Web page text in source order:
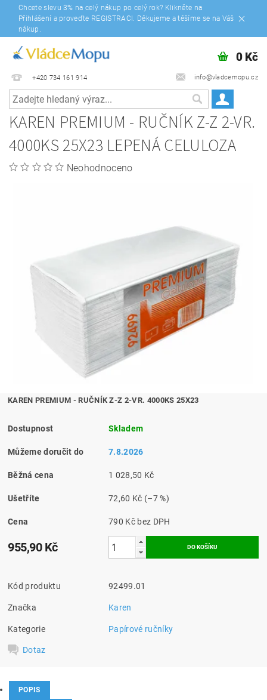
Chcete slevu 3% na celý nákup po celý rok? Klikněte na
Přihlášení a proveďte REGISTRACI. Děkujeme a těšíme se na Váš
nákup.
+420 734 161 914 info@vladcemopu.cz
0 Kč
KAREN PREMIUM - RUČNÍK Z-Z 2-VR.
4000KS 25X23 LEPENÁ CELULOZA
Neohodnoceno
KAREN PREMIUM - RUČNÍK Z-Z 2-VR. 4000KS 25X23
Dostupnost Skladem
Můžeme doručit do 7.8.2026
Běžná cena 1 028,50 Kč
Ušetříte 72,60 Kč (–7 %)
Cena 790 Kč bez DPH
955,90 Kč
Kód produktu 92499.01
Značka Karen
Kategorie Papírové ručníky
Dotaz
POPIS